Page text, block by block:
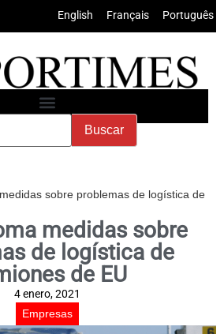
English Français Português
sobre problemas de logística de
medidas sobre
de logística de
de EU
4 enero, 2021
Empresas